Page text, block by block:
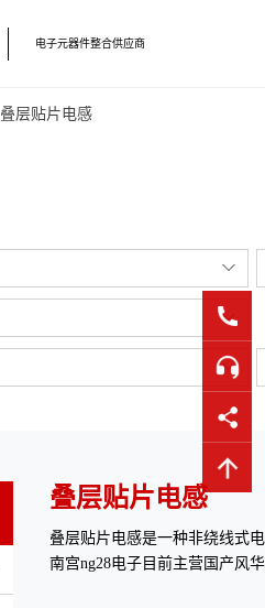
电子元器件整合供应商
叠层贴片电感
叠层贴片电感
叠层贴片电感是一种非绕线式
南宫ng28电子目前主营国产风